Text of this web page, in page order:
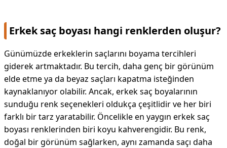
Erkek saç boyası hangi renklerden oluşur?
Günümüzde erkeklerin saçlarını boyama tercihleri
giderek artmaktadır. Bu tercih, daha genç bir görünüm
elde etme ya da beyaz saçları kapatma isteğinden
kaynaklanıyor olabilir. Ancak, erkek saç boyalarının
sunduğu renk seçenekleri oldukça çeşitlidir ve her biri
farklı bir tarz yaratabilir. Öncelikle en yaygın erkek saç
boyası renklerinden biri koyu kahverengidir. Bu renk,
doğal bir görünüm sağlarken, aynı zamanda saçı daha